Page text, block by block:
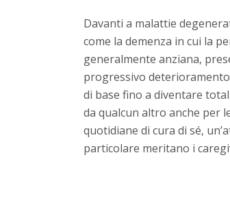
Davanti a malattie
come la demenza in cui la
generalmente anziana,
progressivo
di base fino a diventare
da qualcun altro anche per
quotidiane di cura di sé,
particolare meritano i